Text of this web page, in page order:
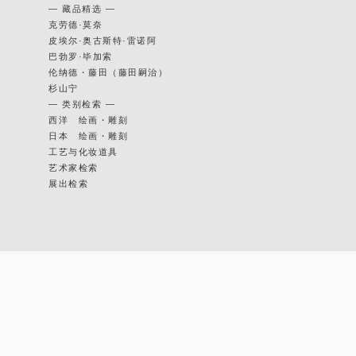
— 藏品精选 —
克劳德·莫奈
皮埃尔·奥古斯特·雷诺阿
巴勃罗·毕加索
伦纳德・藤田（藤田嗣治）
杉山宁
— 类别检索 —
西洋 绘画・雕刻
日本 绘画・雕刻
工艺与化妆道具
艺术家检索
展出检索